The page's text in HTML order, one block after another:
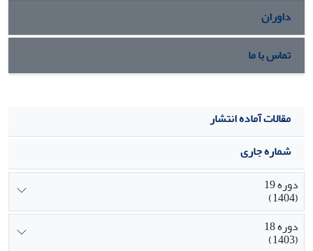
داوران
تماس با ما
مقالات آماده انتشار
شماره جاری
دوره 19
(1404)
دوره 18
(1403)